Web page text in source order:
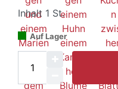
Inhalt 1 St.
Auf Lager